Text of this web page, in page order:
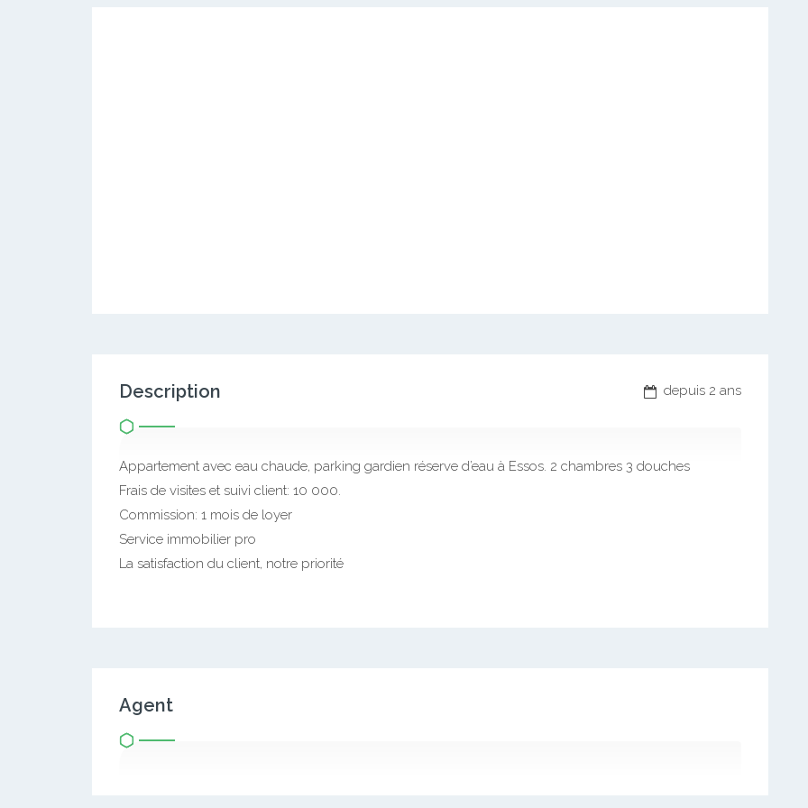
depuis 2 ans
Description
Appartement avec eau chaude, parking gardien réserve d’eau à Essos. 2 chambres 3 douches
Frais de visites et suivi client: 10 000.
Commission: 1 mois de loyer
Service immobilier pro
La satisfaction du client, notre priorité
Agent